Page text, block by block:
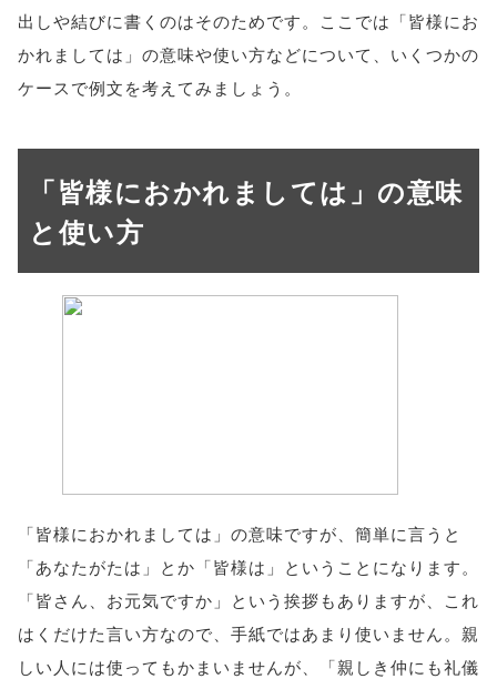
出しや結びに書くのはそのためです。ここでは「皆様にお
かれましては」の意味や使い方などについて、いくつかの
ケースで例文を考えてみましょう。
「皆様におかれましては」の意味
と使い方
「皆様におかれましては」の意味ですが、簡単に言うと
「あなたがたは」とか「皆様は」ということになります。
「皆さん、お元気ですか」という挨拶もありますが、これ
はくだけた言い方なので、手紙ではあまり使いません。親
しい人には使ってもかまいませんが、「親しき仲にも礼儀